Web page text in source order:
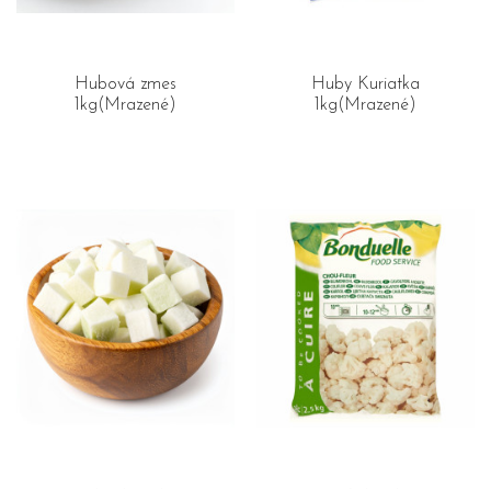
Hubová zmes
1kg(Mrazené)
Huby Kuriatka
1kg(Mrazené)